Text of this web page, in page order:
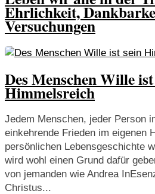
Ehrlichkeit,
Versuchungen
Des Menschen Wille
Himmelsreich
Jedem Menschen, jeder Person
einkehrende Frieden im eigenen
persönlichen Lebensgeschichte
wird wohl einen Grund dafür
von jemanden wie Andrea
Christus...